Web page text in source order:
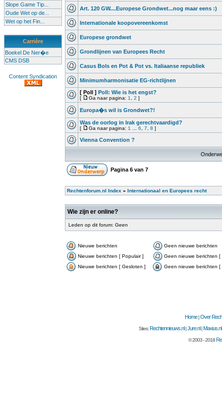
Slope Game Tip...
Oude Wet op de...
Wet op het Fin...
Carrière
Boekel De Ner�e
CMS DSB
Content Syndication
Art. 120 GW....Europese Grondwet...nog maar eens :)
Internationale koopovereenkomst
Europese grondwet
Grondlijnen van Europees Recht
Casus Bols en Pot & Pot vs. Italiaanse republiek
Minimumharmonisatie EG-richtlijnen
[ Poll ] Poll: Wie is het engst?
[ Ga naar pagina: 1 2 ]
Europa�s wil is Grondwet?!
Was de oorlog in Irak gerechtvaardigd?
[ Ga naar pagina: 1 6 7 8 ]
Vienna Convention ?
Pagina 6 van 7
Rechtenforum.nl Index » Internationaal en Europees recht
Wie zijn er online?
Leden op dit forum: Geen
Nieuwe berichten
Geen nieuwe berichten
Nieuwe berichten [ Populair ]
Geen nieuwe berichten [
Nieuwe berichten [ Gesloten ]
Geen nieuwe berichten [
Home|Over
Sites:Rechtennieuws.nl |Jure.nl |Maxius.nl
© 2003 - 2018